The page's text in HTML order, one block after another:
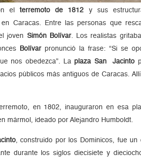
elterremoto de 1812 y sus
Caracas. Entre las personas que
joven Simón Bolívar. Los realistas
Bolívarpronunció la frase: “Si se
nos obedezca”. Laplaza San Jacinto
públicos más antiguos de Caracas.
en 1802, inauguraron en esa
mármol, ideado por Alejandro Humboldt.
, construido por los Dominicos, fue un
durante los siglos diecisiete y